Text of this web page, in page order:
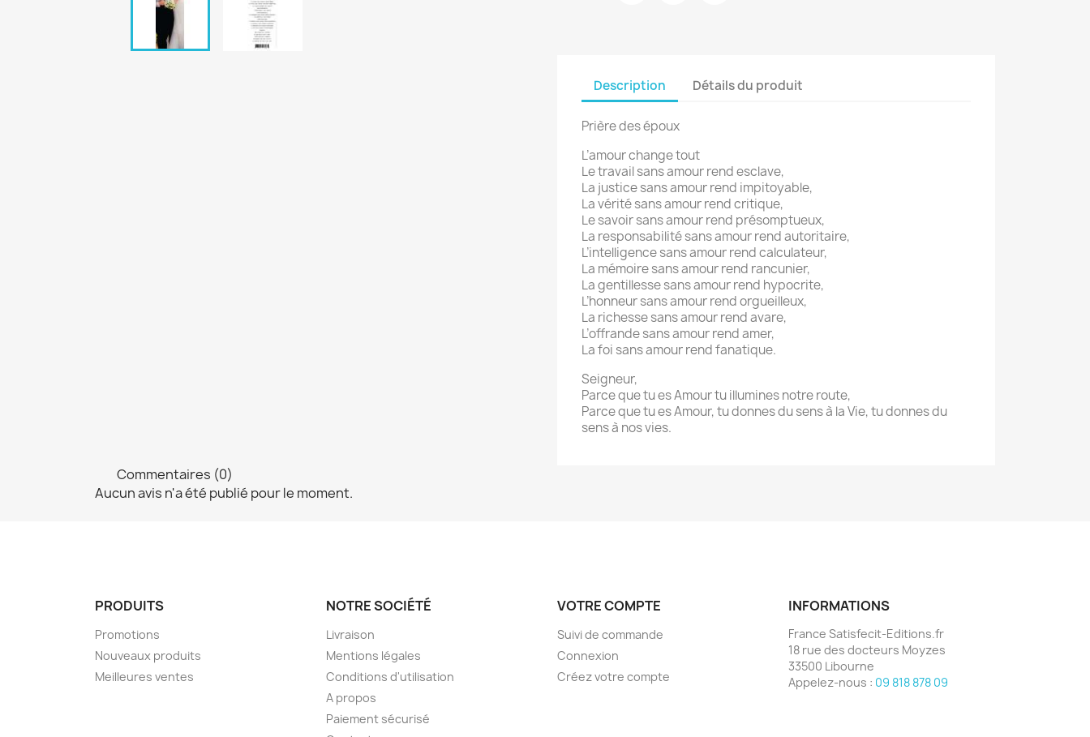
Description Détails du produit
Prière des époux
L’amour change tout
Le travail sans amour rend esclave,
La justice sans amour rend impitoyable,
La vérité sans amour rend critique,
Le savoir sans amour rend présomptueux,
La responsabilité sans amour rend autoritaire,
L’intelligence sans amour rend calculateur,
La mémoire sans amour rend rancunier,
La gentillesse sans amour rend hypocrite,
L’honneur sans amour rend orgueilleux,
La richesse sans amour rend avare,
L’offrande sans amour rend amer,
La foi sans amour rend fanatique.
Seigneur,
Parce que tu es Amour tu illumines notre route,
Parce que tu es Amour, tu donnes du sens à la Vie, tu donnes du
sens à nos vies.
Commentaires (0)
Aucun avis n'a été publié pour le moment.
PRODUITS
Promotions
Nouveaux produits
Meilleures ventes
NOTRE SOCIÉTÉ
Livraison
Mentions légales
Conditions d'utilisation
A propos
Paiement sécurisé
VOTRE COMPTE
Suivi de commande
Connexion
Créez votre compte
INFORMATIONS
France Satisfecit-Editions.fr
18 rue des docteurs Moyzes
33500 Libourne
Appelez-nous : 09 818 878 09